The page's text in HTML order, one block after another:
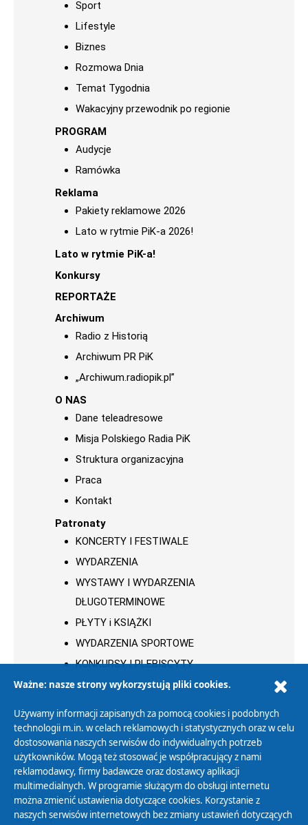
Sport
Lifestyle
Biznes
Rozmowa Dnia
Temat Tygodnia
Wakacyjny przewodnik po regionie
PROGRAM
Audycje
Ramówka
Reklama
Pakiety reklamowe 2026
Lato w rytmie PiK-a 2026!
Lato w rytmie PiK-a!
Konkursy
REPORTAŻE
Archiwum
Radio z Historią
Archiwum PR PiK
„Archiwum.radiopik.pl”
O NAS
Dane teleadresowe
Misja Polskiego Radia PiK
Struktura organizacyjna
Praca
Kontakt
Patronaty
KONCERTY I FESTIWALE
WYDARZENIA
WYSTAWY I WYDARZENIA
DŁUGOTERMINOWE
PŁYTY i KSIĄŻKI
WYDARZENIA SPORTOWE
KONKURSY I PLEBISCYTY
Polityka Prywatności
Zasady korzystania z Serwisu
Organizacje Pożytku Publicznego
Cyfryzacja DAB+
Ważne: nasze strony wykorzystują pliki cookies.
Używamy informacji zapisanych za pomocą cookies i podobnych
technologii m.in. w celach reklamowych i statystycznych oraz w celu
dostosowania naszych serwisów do indywidualnych potrzeb
użytkowników. Mogą też stosować je współpracujący z nami
reklamodawcy, firmy badawcze oraz dostawcy aplikacji
multimedialnych. W programie służącym do obsługi internetu
można zmienić ustawienia dotyczące cookies. Korzystanie z
naszych serwisów internetowych bez zmiany ustawień dotyczących